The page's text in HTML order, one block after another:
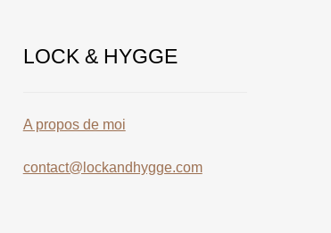
LOCK & HYGGE
A propos de moi
contact@lockandhygge.com